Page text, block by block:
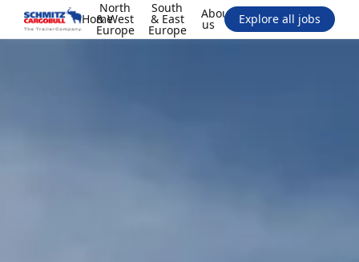
Home
North
& West
Europe
South
& East
Europe
About
us Explore all jobs